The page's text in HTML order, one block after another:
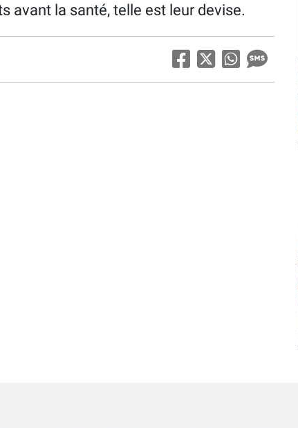
avant la santé, telle est leur devise.